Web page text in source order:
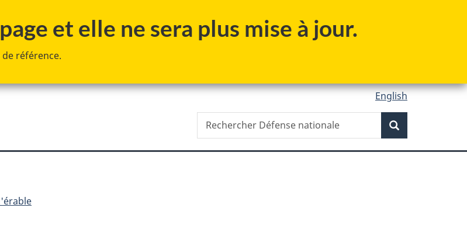
au
à
du
à
simplifiée
et elle ne sera plus mise à jour.
référence.
English
Recherche
Rechercher
Défense